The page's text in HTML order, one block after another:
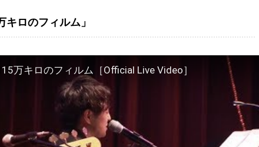
ロのフィルム」
万キロのフィルム［Official Live Video］